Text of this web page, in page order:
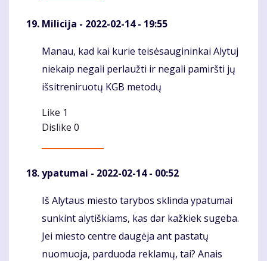
Milicija - 2022-02-14 - 19:55
Komentaras
Manau, kad kai kurie teisėsaugininkai Alytuj
niekaip negali perlaužti ir negali pamiršti jų
išsitreniruotų KGB metodų
Like 1
Dislike 0
ypatumai - 2022-02-14 - 00:52
Komentaras
Iš Alytaus miesto tarybos sklinda ypatumai
sunkint alytiškiams, kas dar kažkiek sugeba.
Jei miesto centre daugėja ant pastatų
nuomuoja, parduoda reklamų, tai? Anais